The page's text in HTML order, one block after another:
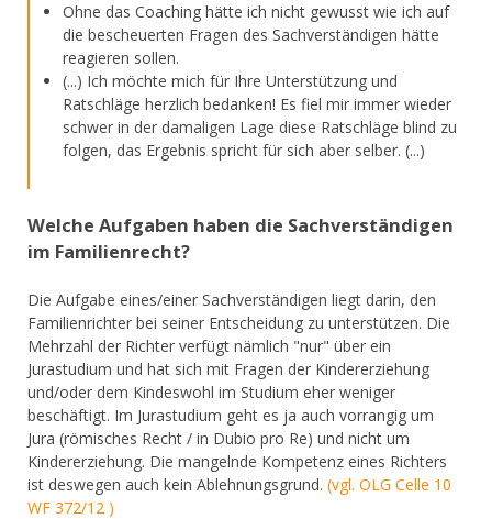
Ohne das Coaching hätte ich nicht gewusst wie ich auf
die bescheuerten Fragen des Sachverständigen hätte
reagieren sollen.
(...) Ich möchte mich für Ihre Unterstützung und
Ratschläge herzlich bedanken! Es fiel mir immer wieder
schwer in der damaligen Lage diese Ratschläge blind zu
folgen, das Ergebnis spricht für sich aber selber. (...)
Welche Aufgaben haben die Sachverständigen
im Familienrecht?
Die Aufgabe eines/einer Sachverständigen liegt darin, den
Familienrichter bei seiner Entscheidung zu unterstützen. Die
Mehrzahl der Richter verfügt nämlich "nur" über ein
Jurastudium und hat sich mit Fragen der Kindererziehung
und/oder dem Kindeswohl im Studium eher weniger
beschäftigt. Im Jurastudium geht es ja auch vorrangig um
Jura (römisches Recht / in Dubio pro Re) und nicht um
Kindererziehung. Die mangelnde Kompetenz eines Richters
ist deswegen auch kein Ablehnungsgrund. (vgl. OLG Celle 10
WF 372/12 )